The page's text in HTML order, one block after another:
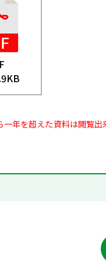
年を超えた資料は閲覧出